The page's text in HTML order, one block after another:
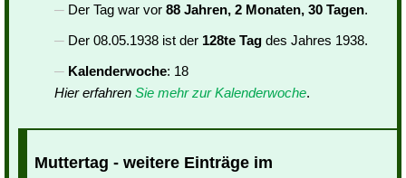
Der Tag war vor 88 Jahren, 2 Monaten, 30 Tagen.
Der 08.05.1938 ist der 128te Tag des Jahres 1938.
Kalenderwoche: 18
Hier erfahren Sie mehr zur Kalenderwoche.
Muttertag - weitere Einträge im